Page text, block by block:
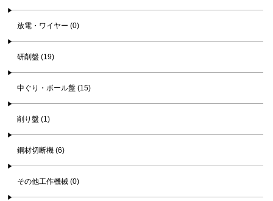
放電・ワイヤー (0)
研削盤 (19)
中ぐり・ボール盤 (15)
削り盤 (1)
鋼材切断機 (6)
その他工作機械 (0)